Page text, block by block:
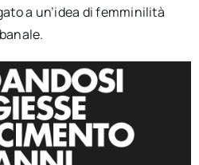
a un’idea di femminilità